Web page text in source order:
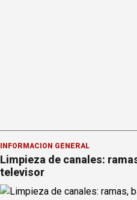
INFORMACION GENERAL
Limpieza de canales:
televisor